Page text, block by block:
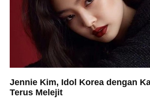
Jennie Kim, Idol Korea dengan
Terus Melejit